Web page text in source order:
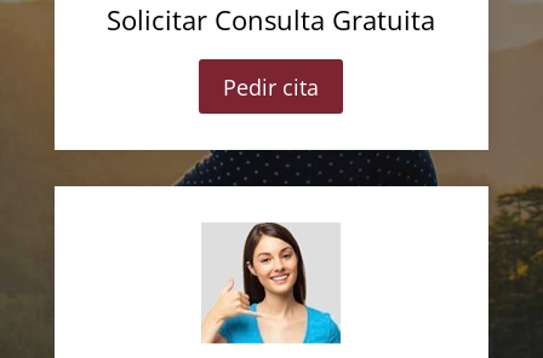
Solicitar Consulta Gratuita
Pedir cita